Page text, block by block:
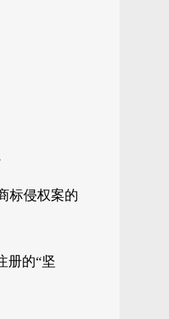
标侵权案的
册的“坚